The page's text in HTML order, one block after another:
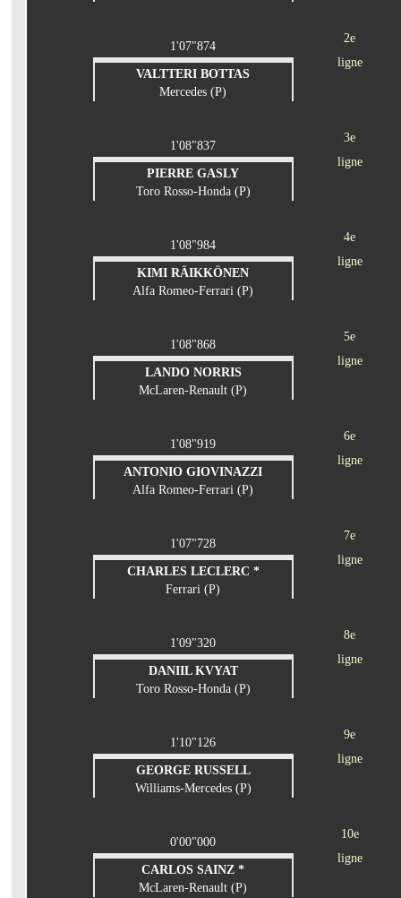
2e
ligne
1'07"874
VALTTERI BOTTAS
Mercedes (P)
3e
ligne
1'08"837
PIERRE GASLY
Toro Rosso-Honda (P)
4e
ligne
1'08"984
KIMI RÄIKKÖNEN
Alfa Romeo-Ferrari (P)
5e
ligne
1'08"868
LANDO NORRIS
McLaren-Renault (P)
6e
ligne
1'08"919
ANTONIO GIOVINAZZI
Alfa Romeo-Ferrari (P)
7e
ligne
1'07"728
CHARLES LECLERC *
Ferrari (P)
8e
ligne
1'09"320
DANIIL KVYAT
Toro Rosso-Honda (P)
9e
ligne
1'10"126
GEORGE RUSSELL
Williams-Mercedes (P)
10e
ligne
0'00"000
CARLOS SAINZ *
McLaren-Renault (P)